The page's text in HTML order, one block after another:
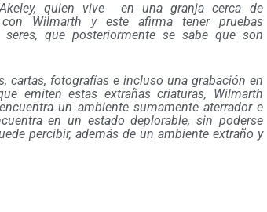
quien vive en una granja cerca de
Wilmarth y este afirma tener pruebas
que posteriormente se sabe que son
cartas, fotografías e incluso una grabación en
emiten estas extrañas criaturas, Wilmarth
un ambiente sumamente aterrador e
en un estado deplorable, sin poderse
percibir, además de un ambiente extraño y